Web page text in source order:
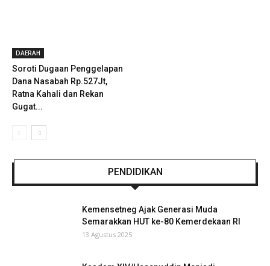
DAERAH
Soroti Dugaan Penggelapan
Dana Nasabah Rp.527Jt,
Ratna Kahali dan Rekan
Gugat...
PENDIDIKAN
Kemensetneg Ajak Generasi Muda
Semarakkan HUT ke-80 Kemerdekaan RI
13 Agustus 2025